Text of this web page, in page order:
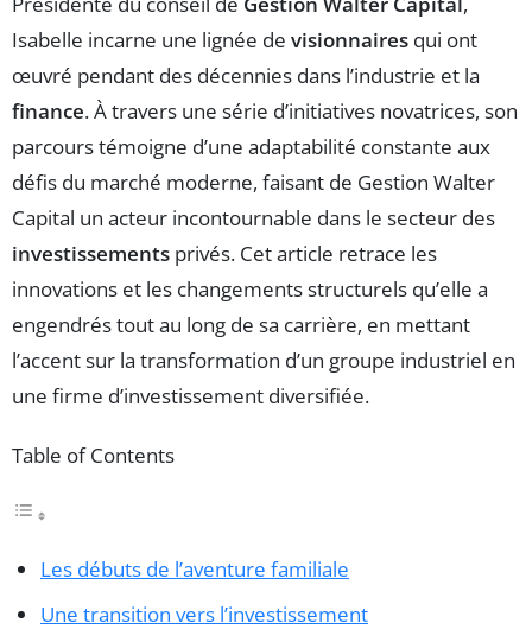
Isabelle incarne une lignée de visionnaires qui ont
œuvré pendant des décennies dans l’industrie et la
finance. À travers une série d’initiatives novatrices, son
parcours témoigne d’une adaptabilité constante aux
défis du marché moderne, faisant de Gestion Walter
Capital un acteur incontournable dans le secteur des
investissements privés. Cet article retrace les
innovations et les changements structurels qu’elle a
engendrés tout au long de sa carrière, en mettant
l’accent sur la transformation d’un groupe industriel en
une firme d’investissement diversifiée.
Table of Contents
Les débuts de l’aventure familiale
Une transition vers l’investissement